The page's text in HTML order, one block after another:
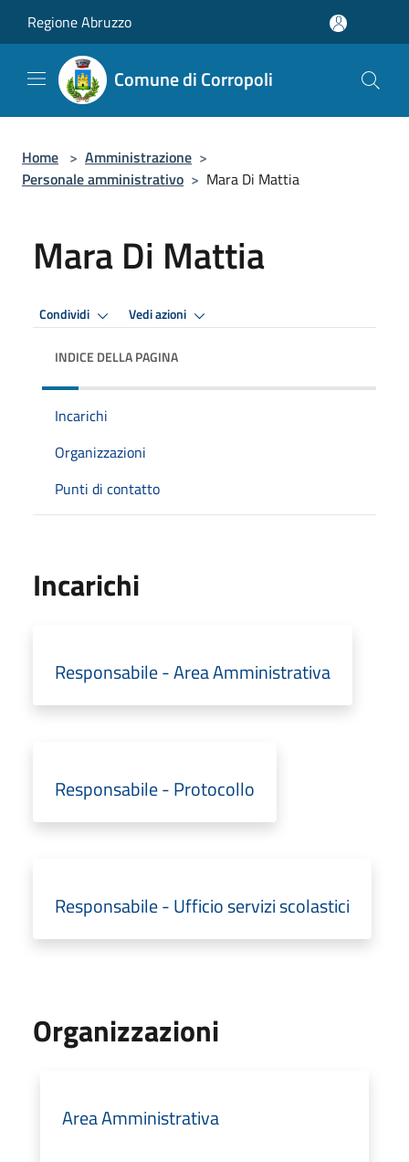
Regione Abruzzo
Comune di Corropoli
Home > Amministrazione >
Personale amministrativo > Mara Di Mattia
Mara Di Mattia
Condividi Vedi azioni
INDICE DELLA PAGINA
Incarichi
Organizzazioni
Punti di contatto
Incarichi
Responsabile - Area Amministrativa
Responsabile - Protocollo
Responsabile - Ufficio servizi scolastici
Organizzazioni
Area Amministrativa